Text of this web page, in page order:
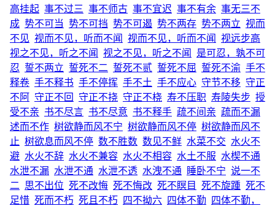
高挂起 事不过三 事不师古 事不宜迟 事不有余 事无三不
成 势不可当 势不可挡 势不可遏 势不两存 势不两立 视而
不见 视而不见，听而不闻 视而不见，听而不闻
视远步高
视之不见，听之不闻
视之不见，听之不闻
是可忍，孰不可
忍 誓不两立 誓死不二 誓死不贰 誓死不屈 誓死不渝 手不
释卷 手不释书 手不停挥 手不土 手不应心 守节不移 守正
不阿 守正不回 守正不挠 守正不桡 寿不压职 寿陵失步 授
受不亲 书不尽言 书不尽意 书不释手 疏不间亲 疏而不漏
述而不作 树欲静而风不宁 树欲静而风不停 树欲静而风不
止 树欲息而风不停 数不胜数 数见不鲜 水菜不交 水火不
避 水火不辞 水火不兼容 水火不相容 水土不服 水楔不通
水泄不漏 水泄不通 水泄不透 水洩不通 睡卧不宁 说一不
二 思不出位 死不改悔 死不悔改 死不瞑目 死不旋踵 死不
足惜 死而不朽 死且不朽 四不拗六 四体不勤 四体不勤，